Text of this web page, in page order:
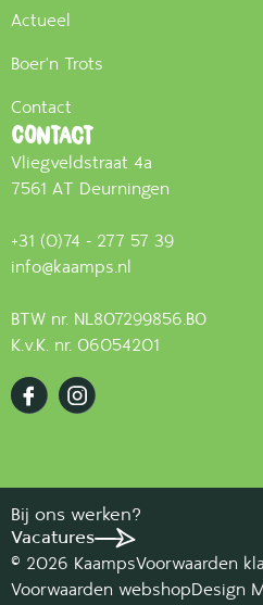
Actueel
Boer'n Trots
Contact
Contact
Vliegveldstraat 4a
7561 AT Deurningen
+31 (0)74 - 277 57 39
info@kaamps.nl
BTW nr. NL807299856.B0
K.v.K. nr. 06054201
© 2026 KaampsVoorwaarden
Voorwaarden webshopDesign
Bij ons werken?
Vacatures